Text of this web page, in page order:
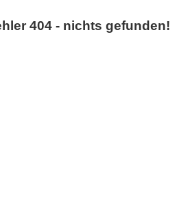
404 - nichts gefunden!